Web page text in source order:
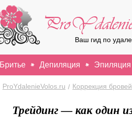
Ваш гид по
Бритье Депиляция Эпиляция
ProYdalenieVolos.ru / Коррекция бровей
Трейдинг — как один